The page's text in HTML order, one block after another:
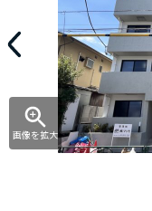
画像を拡大